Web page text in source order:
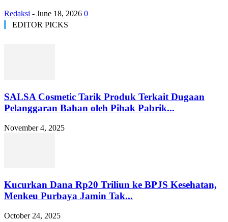
Redaksi - June 18, 2026 0
EDITOR PICKS
SALSA Cosmetic Tarik Produk Terkait Dugaan
Pelanggaran Bahan oleh Pihak Pabrik...
November 4, 2025
Kucurkan Dana Rp20 Triliun ke BPJS Kesehatan,
Menkeu Purbaya Jamin Tak...
October 24, 2025